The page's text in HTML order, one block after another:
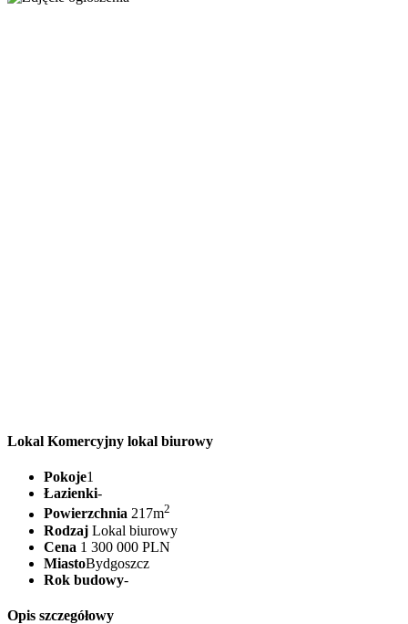
Lokal Komercyjny lokal biurowy
Pokoje1
Łazienki-
Powierzchnia 217m2
Rodzaj Lokal biurowy
Cena 1 300 000 PLN
MiastoBydgoszcz
Rok budowy-
Opis szczegółowy